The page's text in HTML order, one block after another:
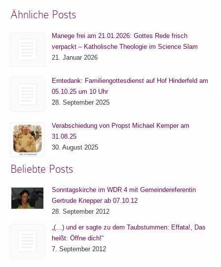
Ähnliche Posts
Manege frei am 21.01.2026: Gottes Rede frisch
verpackt – Katholische Theologie im Science Slam
21. Januar 2026
Erntedank: Familiengottesdienst auf Hof Hinderfeld am
05.10.25 um 10 Uhr
28. September 2025
Verabschiedung von Propst Michael Kemper am
31.08.25
30. August 2025
Beliebte Posts
Sonntagskirche im WDR 4 mit Gemeindereferentin
Gertrude Knepper ab 07.10.12
28. September 2012
„(…) und er sagte zu dem Taubstummen: Effata!, Das
heißt: Öffne dich!“
7. September 2012